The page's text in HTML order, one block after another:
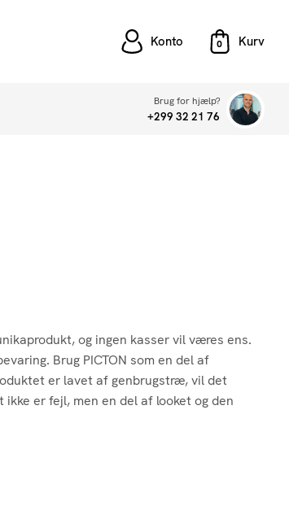
Konto
Brug for hjælp?
+299 32 21 76
og ingen kasser vil væres ens.
Brug PICTON som en del af
er lavet af genbrugstræ, vil det
er fejl, men en del af looket og den